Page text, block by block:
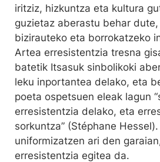
iritziz, hizkuntza eta kultura
guzietaz aberastu behar
bizirauteko eta borrokatzeko
Artea erresistentzia tresna
batetik Itsasuk sinbolikoki
leku inportantea delako, eta
poeta ospetsuen eleak lagun
erresistentzia delako, eta
sorkuntza” (Stéphane
uniformizatzen ari den
erresistentzia egitea da.